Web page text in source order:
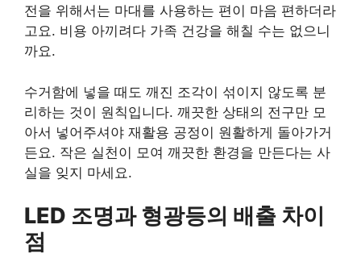
전을 위해서는 마대를 사용하는 편이 마음 편하더라
고요. 비용 아끼려다 가족 건강을 해칠 수는 없으니
까요.
수거함에 넣을 때도 깨진 조각이 섞이지 않도록 분
리하는 것이 원칙입니다. 깨끗한 상태의 전구만 모
아서 넣어주셔야 재활용 공정이 원활하게 돌아가거
든요. 작은 실천이 모여 깨끗한 환경을 만든다는 사
실을 잊지 마세요.
LED 조명과 형광등의 배출 차이
점